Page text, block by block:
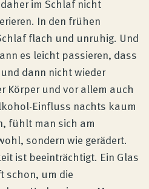
im Schlaf nicht
In den frühen
flach und unruhig. Und
es leicht passieren, dass
dann nicht wieder
Körper und vor allem auch
Einfluss nachts kaum
fühlt man sich am
sondern wie gerädert.
ist beeinträchtigt. Ein Glas
schon, um die